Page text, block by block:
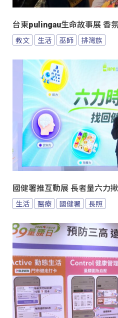
台東pulingau生命故事展 香
教文 生活 巫師 排灣族
國健署推互動展 長者量六力
生活 醫療 國健署 長照